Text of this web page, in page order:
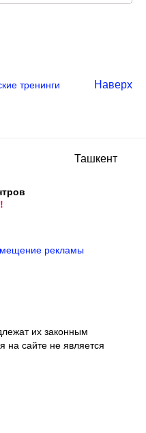
тренинги
Наверх
Ташкент
рекламы
их законным
сайте не является